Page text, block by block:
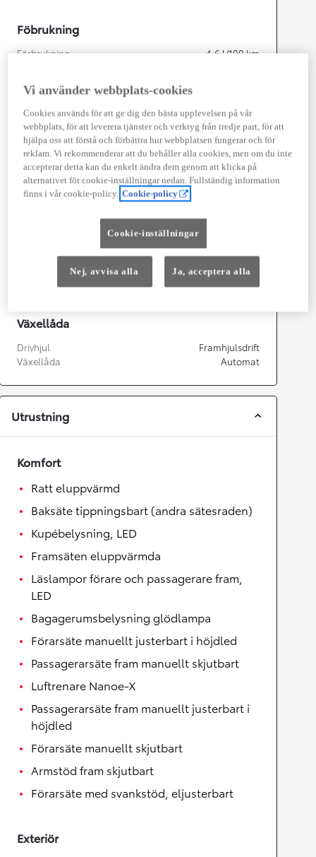
Föbrukning
Förbrukning 4,6 l/100 km
EURO 6
Motor
Cylindrar
4
Kapacitet
1 798 cc
Effekt
Topphastighet
km/h
Acceleration 0-100km/h
9,1 sekunder
Växellåda
Drivhjul
Framhjulsdrift
Växellåda
Automat
Utrustning
Komfort
Ratt eluppvärmd
Baksäte tippningsbart (andra sätesraden)
Kupébelysning, LED
Framsäten eluppvärmda
Läslampor förare och passagerare fram,
LED
Bagagerumsbelysning glödlampa
Förarsäte manuellt justerbart i höjdled
Passagerarsäte fram manuellt skjutbart
Luftrenare Nanoe-X
Passagerarsäte fram manuellt justerbart i
höjdled
Förarsäte manuellt skjutbart
Armstöd fram skjutbart
Förarsäte med svankstöd, eljusterbart
Exteriör
Vi använder webbplats-cookies
Cookies används för att ge dig den bästa upplevelsen på vår
webbplats, för att leverera tjänster och verktyg från tredje part, för att
hjälpa oss att förstå och förbättra hur webbplatsen fungerar och för
reklam. Vi rekommenderar att du behåller alla cookies, men om du inte
accepterar detta kan du enkelt ändra dem genom att klicka på
alternativet för cookie-inställningar nedan. Fullständig information
finns i vår cookie-policy. Cookie-policy
Cookie-inställningar
Nej, avvisa alla Ja, acceptera alla